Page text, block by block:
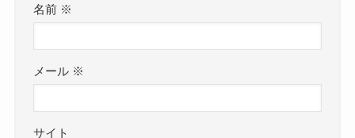
名前 ※
メール ※
サイト